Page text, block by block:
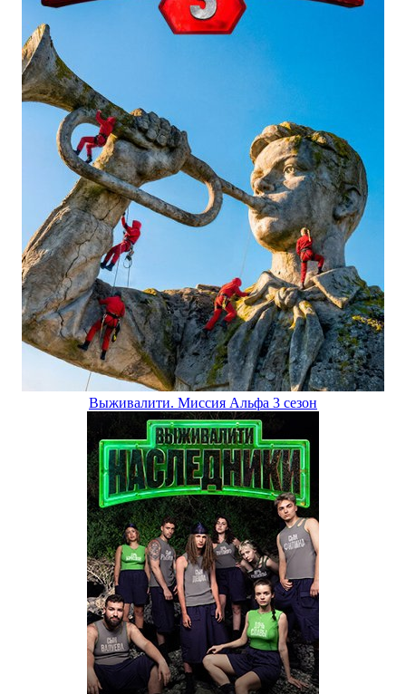
Выживалити. Миссия Альфа 3 сезон